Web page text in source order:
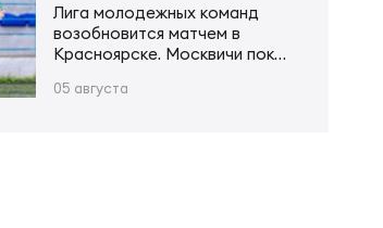
Мальчики и девочки до 12 лет
(2015–2016 г. р.): Мальчики и
девочки до 14 лет (2013–2014
Лига молодежных команд
возобновится матчем в
Красноярске. Москвичи пока
таблицу, имея в своем активе
05 августа